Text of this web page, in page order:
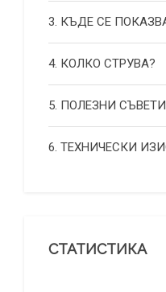
3. КЪДЕ СЕ
4. КОЛКО СТРУВА?
5. ПОЛЕЗНИ СЪВЕТИ
6. ТЕХНИЧЕСКИ
СТАТИСТИКА